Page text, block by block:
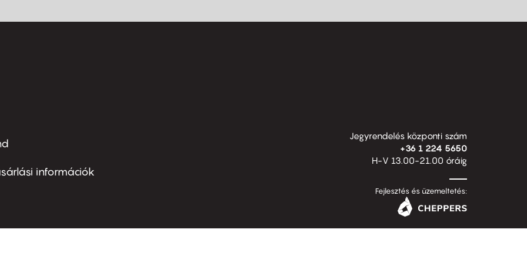
információk
Jegyrendelés központi szám
+36 1 224 5650
H-V 13.00-21.00 óráig
Fejlesztés és üzemeltetés: